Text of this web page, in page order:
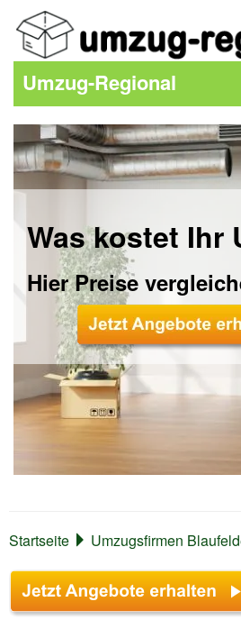
Umzug-Regional
Was kostet Ihr
Hier Preise
Startseite Umzugsfirmen